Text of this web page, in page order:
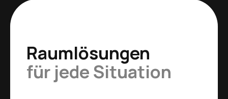
Raumlösungen
für jede Situation